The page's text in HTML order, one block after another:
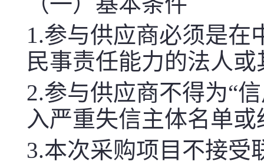
1.参与供应商必须是在
民事责任能力的法人
2.参与供应商不得为“
入严重失信主体名单
3.本次采购项目不接受